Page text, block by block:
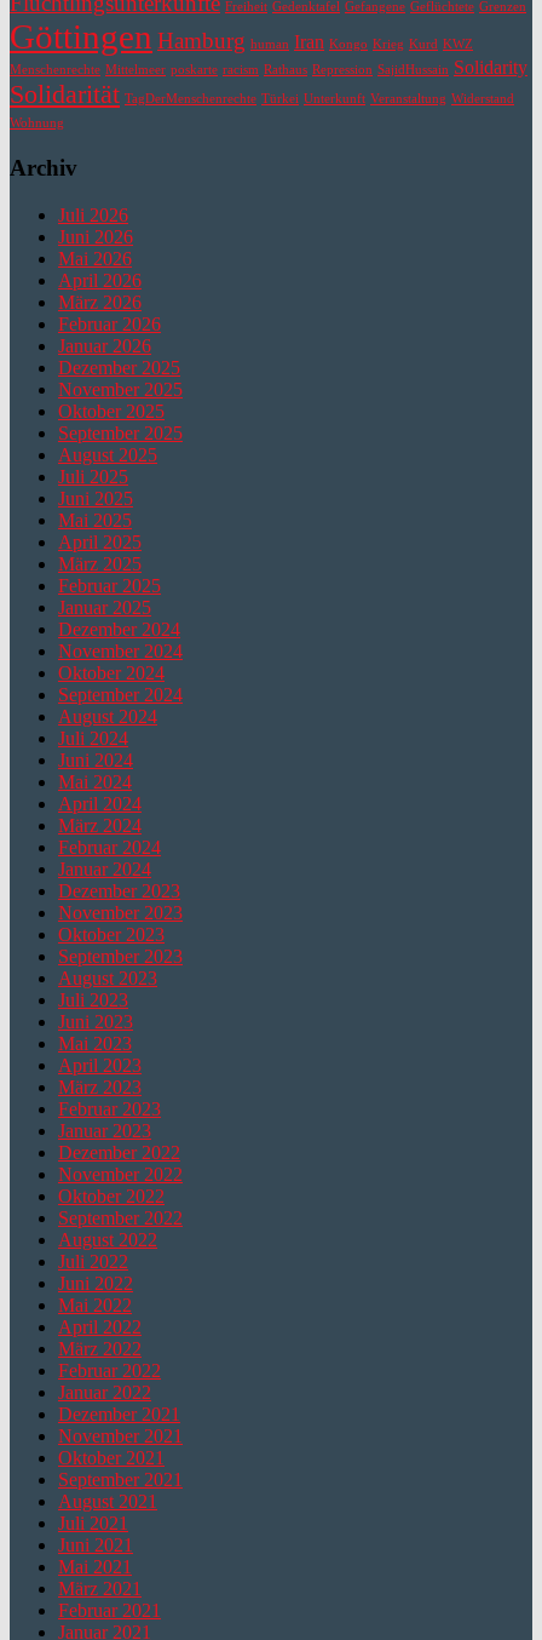
Freiheit Gedenktafel Gefangene Geflüchtete Grenzen
Göttingen Hamburg human Iran Kongo Krieg Kurd KWZ
Menschenrechte Mittelmeer poskarte racism Rathaus Repression SajidHussain Solidarity
Solidarität TagDerMenschenrechte Türkei Unterkunft Veranstaltung Widerstand
Wohnung
Archiv
Juli 2026
Juni 2026
Mai 2026
April 2026
März 2026
Februar 2026
Januar 2026
Dezember 2025
November 2025
Oktober 2025
September 2025
August 2025
Juli 2025
Juni 2025
Mai 2025
April 2025
März 2025
Februar 2025
Januar 2025
Dezember 2024
November 2024
Oktober 2024
September 2024
August 2024
Juli 2024
Juni 2024
Mai 2024
April 2024
März 2024
Februar 2024
Januar 2024
Dezember 2023
November 2023
Oktober 2023
September 2023
August 2023
Juli 2023
Juni 2023
Mai 2023
April 2023
März 2023
Februar 2023
Januar 2023
Dezember 2022
November 2022
Oktober 2022
September 2022
August 2022
Juli 2022
Juni 2022
Mai 2022
April 2022
März 2022
Februar 2022
Januar 2022
Dezember 2021
November 2021
Oktober 2021
September 2021
August 2021
Juli 2021
Juni 2021
Mai 2021
März 2021
Februar 2021
Januar 2021